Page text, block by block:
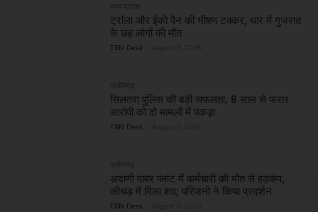
मध्य प्रदेश
ट्रॉला और ईको वैन की भीषण टक्कर, धार में गुजरात
के छह लोगों की मौत
TBN Desk
छत्तीसगढ़
सिलतरा पुलिस की बड़ी सफलता, 8 साल से फरार
आरोपी को दो मामलों में पकड़ा
TBN Desk
छत्तीसगढ़
अदाणी पावर प्लांट में कर्मचारी की मौत से हड़कंप,
कीचड़ में मिला शव; परिजनों ने किया प्रदर्शन
TBN Desk